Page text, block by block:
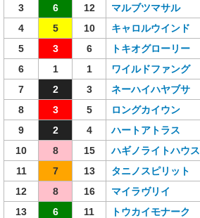
3
6 12 マルブツマサル
4
5 10 キャロルウインド
5
3 6 トキオグローリー
6
1 1 ワイルドファング
7
2 3 ネーハイハヤブサ
8
3 5 ロングカイウン
9
2 4 ハートアトラス
10
8 15 ハギノライトハウス
11
7 13 タニノスピリット
12
8 16 マイラヴリイ
13
6 11 トウカイモナーク